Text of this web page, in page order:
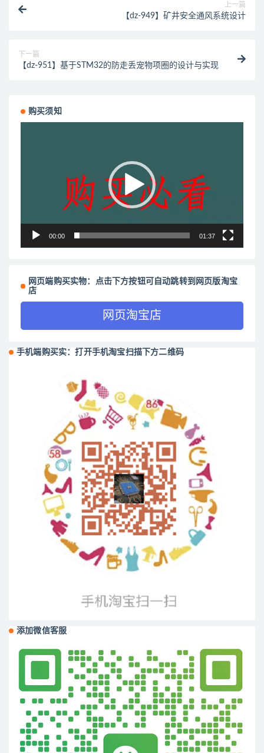
上一篇
【dz-949】矿井安全通风系统设计
下一篇
【dz-951】基于STM32的防走丢宠物项圈的设计与实现
购买须知
00:00 01:37
网页端购买实物：点击下方按钮可自动跳转到网页版淘宝
店
网页淘宝店
手机端购买实：打开手机淘宝扫描下方二维码
添加微信客服